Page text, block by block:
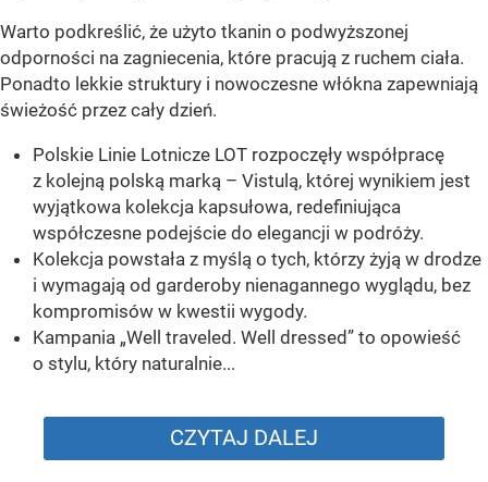
Warto podkreślić, że użyto tkanin o podwyższonej
odporności na zagniecenia, które pracują z ruchem ciała.
Ponadto lekkie struktury i nowoczesne włókna zapewniają
świeżość przez cały dzień.
Polskie Linie Lotnicze LOT rozpoczęły współpracę
z kolejną polską marką – Vistulą, której wynikiem jest
wyjątkowa kolekcja kapsułowa, redefiniująca
współczesne podejście do elegancji w podróży.
Kolekcja powstała z myślą o tych, którzy żyją w drodze
i wymagają od garderoby nienagannego wyglądu, bez
kompromisów w kwestii wygody.
Kampania „Well traveled. Well dressed” to opowieść
o stylu, który naturalnie...
CZYTAJ DALEJ